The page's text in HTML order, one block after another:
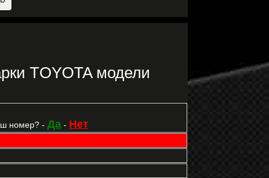
TOYOTA модели
номер? - Да- Нет